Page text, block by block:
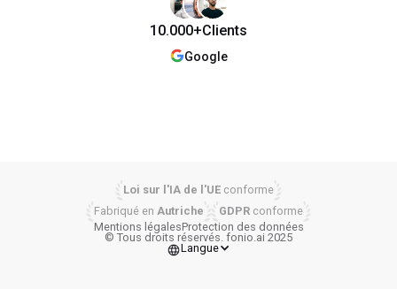
10.000+Clients
Google
Langue
© Tous droits réservés. fonio.ai 2025
Mentions légalesProtection des données
Fabriqué en Autriche GDPR conforme
Loi sur l'IA de l'UE conforme